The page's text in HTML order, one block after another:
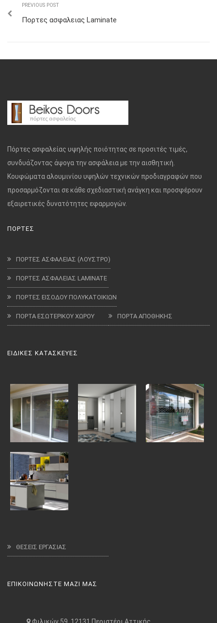
PREVIOUS POST
Πορτες ασφαλειας Laminate
Πόρτες ασφαλείας υψηλής ποιότητας σε προσιτές τιμές,
συνδυάζοντας άψογα την ασφάλεια με την αισθητική.
Κουφώματα αλουμινίου υψηλών τεχνικών προδιαγραφών που
προσαρμόζονται σε κάθε σχεδιαστική ανάγκη και προσφέρουν
εξαιρετικές δυνατότητες εφαρμογών.
ΠΟΡΤΕΣ
ΠΟΡΤΕΣ ΑΣΦΑΛΕΙΑΣ (ΛΟΥΣΤΡΟ)
ΠΟΡΤΕΣ ΑΣΦΑΛΕΙΑΣ LAMINATE
ΠΟΡΤΕΣ ΕΙΣΟΔΟΥ ΠΟΛΥΚΑΤΟΙΚΙΩΝ
ΠΟΡΤΑ ΕΣΩΤΕΡΙΚΟΥ ΧΩΡΟΥ ΠΟΡΤΑ ΑΠΟΘΗΚΗΣ
ΕΙΔΙΚΕΣ ΚΑΤΑΣΚΕΥΕΣ
ΘΕΣΕΙΣ ΕΡΓΑΣΙΑΣ
ΕΠΙΚΟΙΝΩΝΗΣΤΕ ΜΑΖΙ ΜΑΣ
Φιλικών 59, 12131 Περιστέρι Αττικής